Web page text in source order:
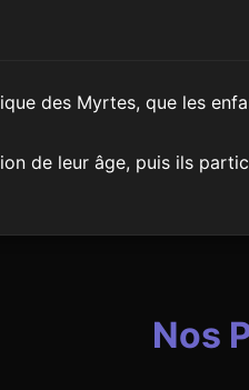
des Myrtes, que les
de leur âge, puis ils
Nos